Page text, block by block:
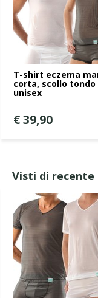
T-shirt eczema
corta, scollo tondo
unisex
€ 39,90
Visti di recente